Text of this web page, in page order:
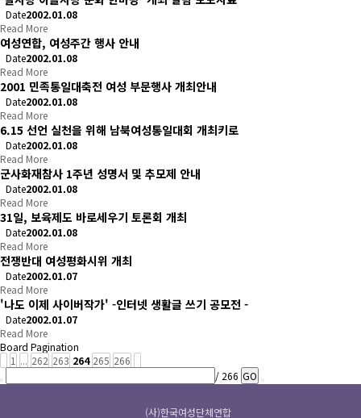
Date2002.01.08
Read More
여성연합, 여성주간 행사 안내
Date2002.01.08
Read More
2001 민족통일대축전 여성 부문행사 개최안내
Date2002.01.08
Read More
6.15 선언 실천을 위해 남북여성통일대회 개최키로
Date2002.01.08
Read More
군사화재참사 1주년 성명서 및 추모제 안내
Date2002.01.08
Read More
31일, 보육제도 바로세우기 토론회 개최
Date2002.01.08
Read More
전쟁반대 여성평화시위 개최
Date2002.01.07
Read More
'나도 이제 사이버작가' -인터넷 생활글 쓰기 공모전 -
Date2002.01.07
Read More
Board Pagination
1 ... 262 263 264 265 266
/ 266 GO
(사)한국여성단체연합